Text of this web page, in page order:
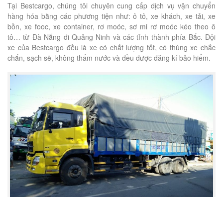
Tại Bestcargo, chúng tôi chuyên cung cấp dịch vụ vận chuyển
hàng hóa bằng các phương tiện như: ô tô, xe khách, xe tải, xe
bồn, xe fooc, xe container, rơ moóc, sơ mi rơ moóc kéo theo ô
tô… từ Đà Nẵng đi Quảng Ninh và các tỉnh thành phía Bắc. Đội
xe của Bestcargo đều là xe có chất lượng tốt, có thùng xe chắc
chắn, sạch sẽ, không thấm nước và đều được đăng kí bảo hiểm.